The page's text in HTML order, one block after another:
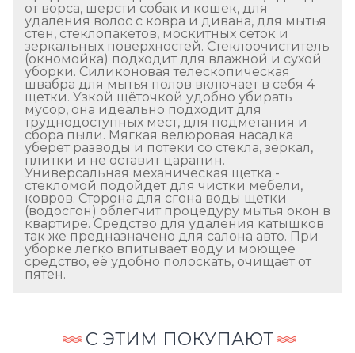
от ворса, шерсти собак и кошек, для
удаления волос с ковра и дивана, для мытья
стен, стеклопакетов, москитных сеток и
зеркальных поверхностей. Стеклоочиститель
(окномойка) подходит для влажной и сухой
уборки. Силиконовая телескопическая
швабра для мытья полов включает в себя 4
щетки. Узкой щёточкой удобно убирать
мусор, она идеально подходит для
труднодоступных мест, для подметания и
сбора пыли. Мягкая велюровая насадка
уберет разводы и потеки со стекла, зеркал,
плитки и не оставит царапин.
Универсальная механическая щетка -
стекломой подойдет для чистки мебели,
ковров. Сторона для сгона воды щетки
(водосгон) облегчит процедуру мытья окон в
квартире. Средство для удаления катышков
так же предназначено для салона авто. При
уборке легко впитывает воду и моющее
средство, её удобно полоскать, очищает от
пятен.
С ЭТИМ ПОКУПАЮТ